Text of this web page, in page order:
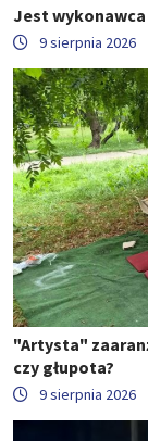
Jest
9 sierpnia 2026
"Artysta"
czy głupota?
9 sierpnia 2026